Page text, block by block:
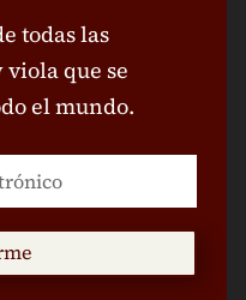
todas las
que se
el mundo.